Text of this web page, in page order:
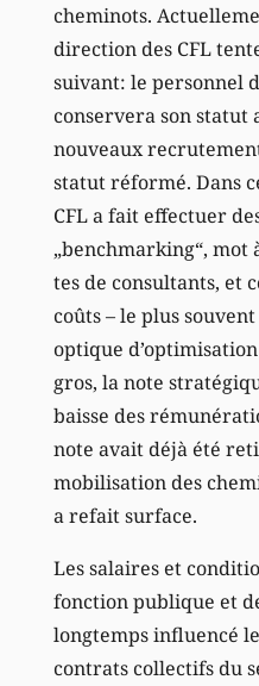
cheminots.
direction des CFL
suivant: le personnel
conservera son statut
nouveaux
statut réformé. Dans
CFL a fait effectuer
„benchmarking“, mot
tes de consultants, et
coûts – le plus
optique
gros, la note
baisse des
note avait déjà été
mobilisation des
a refait surface.
Les salaires et
fonction publique et
longtemps influencé
contrats collectifs du